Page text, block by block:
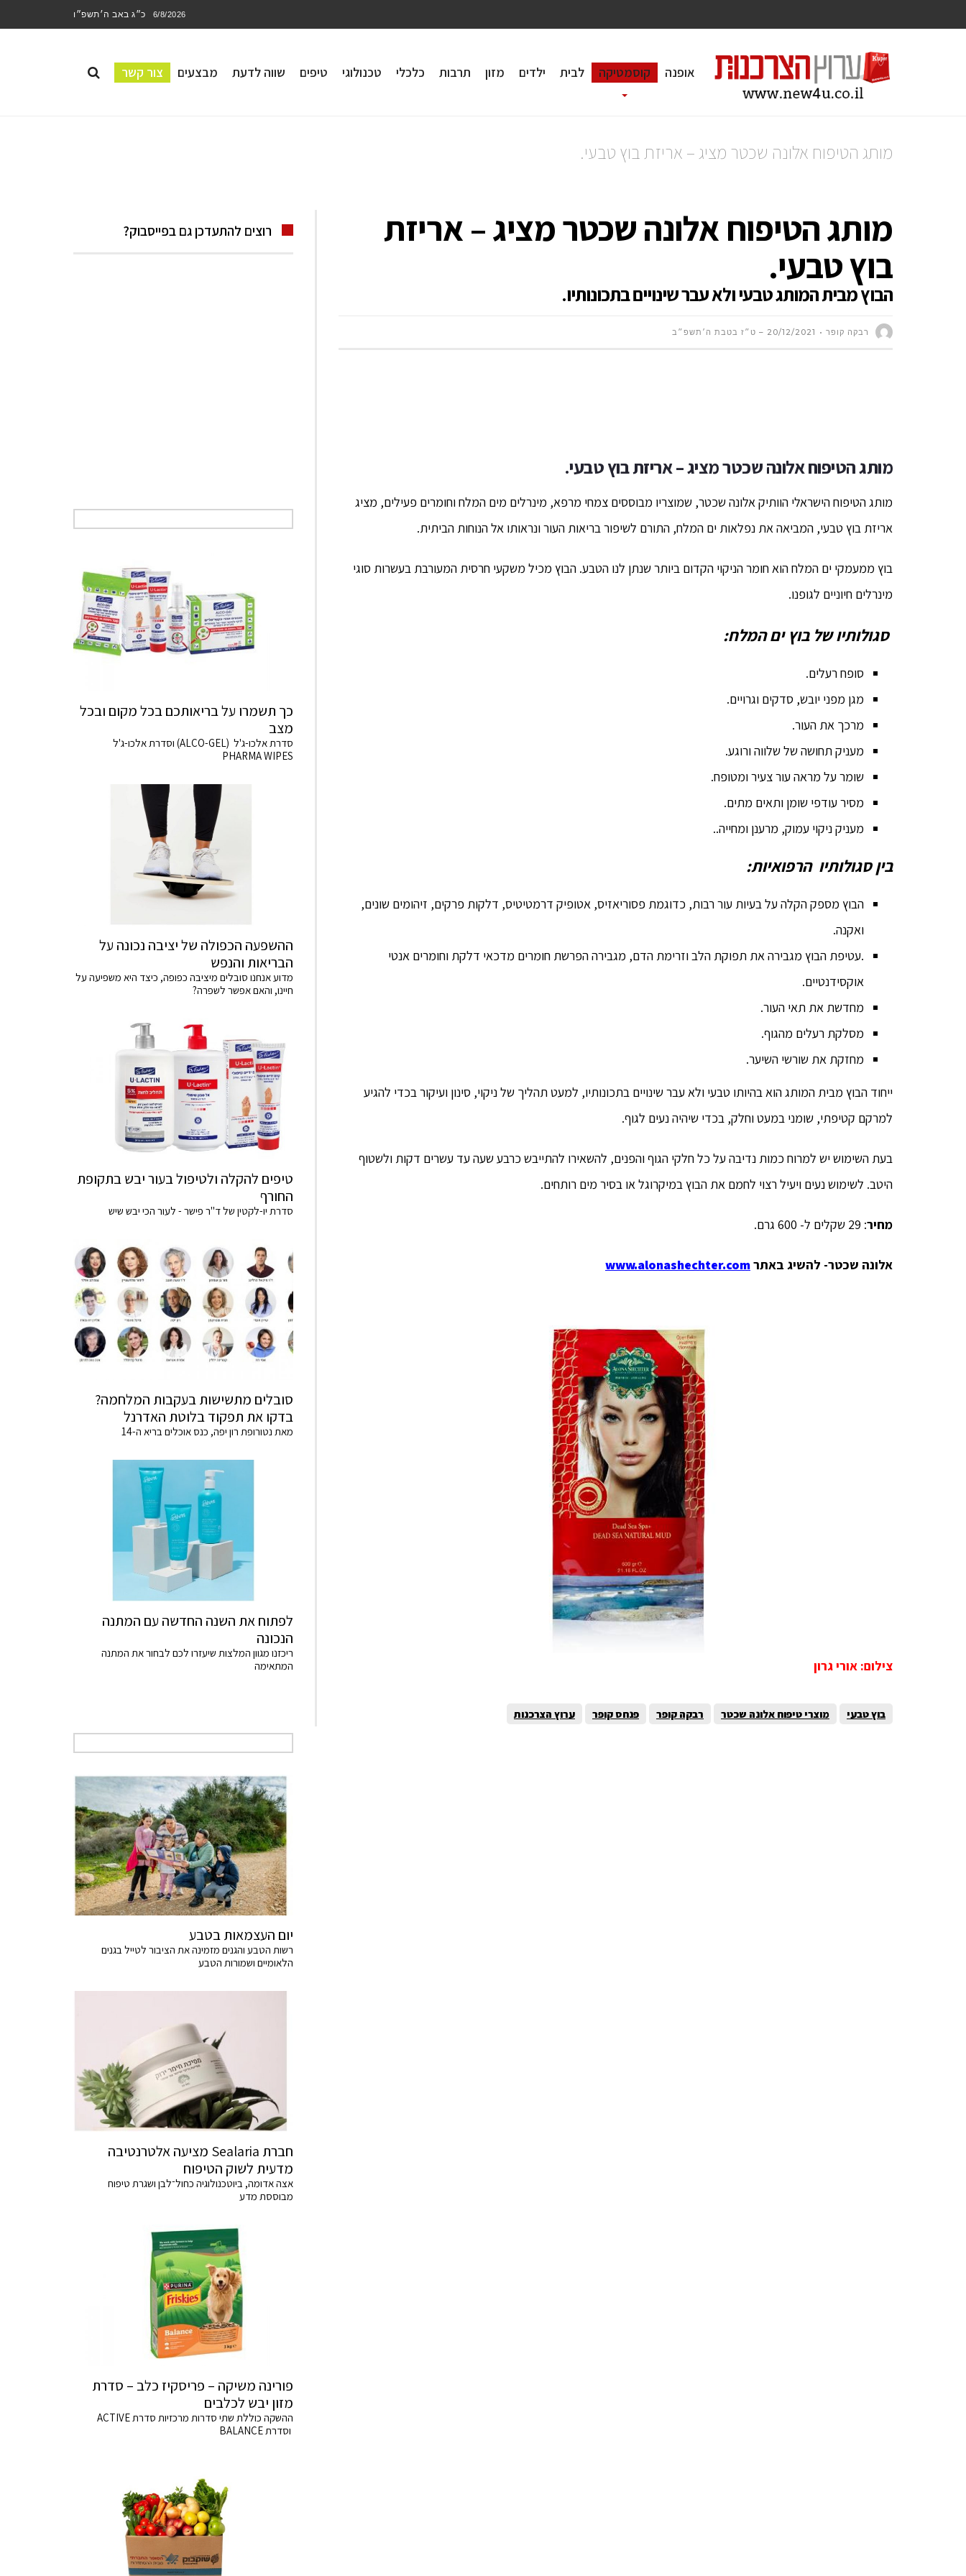
6/8/2026 כ״ג באב ה׳תשפ״ו
אופנה קוסמטיקה לבית ילדים מזון תרבות כלכלי טכנולוגי טיפים שווה לדעת מבצעים צור קשר
מותג הטיפוח אלונה שכטר מציג – אריזת בוץ טבעי.
מותג הטיפוח אלונה שכטר מציג – אריזת
בוץ טבעי.
הבוץ מבית המותג טבעי ולא עבר שינויים בתכונותיו.
רבקה קופר 20/12/2021 – ט״ז בטבת ה׳תשפ״ב
מותג הטיפוח אלונה שכטר מציג – אריזת בוץ טבעי.
מותג הטיפוח הישראלי הוותיק אלונה שכטר, שמוצריו מבוססים צמחי מרפא, מינרלים מים המלח וחומרים פעילים, מציג
אריזת בוץ טבעי, המביאה את נפלאות ים המלח, התורם לשיפור בריאות העור ונראותו אל הנוחות הביתית.
בוץ ממעמקי ים המלח הוא חומר הניקוי הקדום ביותר שנתן לנו הטבע. הבוץ מכיל משקעי חרסית המעורבת בעשרות סוגי
מינרלים חיוניים לגופנו.
סגולותיו של בוץ ים המלח:
סופח רעלים.
מגן מפני יובש, סדקים וגרויים.
מרכך את העור.
מעניק תחושה של שלווה ורוגע.
שומר על מראה עור צעיר ומטופח.
מסיר עודפי שומן ותאים מתים.
מעניק ניקוי עמוק, מרענן ומחייה..
בין סגולותיו הרפואיות:
הבוץ מספק הקלה על בעיות עור רבות, כדוגמת פסוריאזיס, אטופיק דרמטיטיס, דלקות פרקים, זיהומים שונים,
ואקנה.
.עטיפת הבוץ מגבירה את תפוקת הלב וזרימת הדם, מגבירה הפרשת חומרים מדכאי דלקת וחומרים אנטי
אוקסידנטיים.
מחדשת את תאי העור.
מסלקת רעלים מהגוף.
מחזקת את שורשי השיער.
ייחוד הבוץ מבית המותג הוא בהיותו טבעי ולא עבר שינויים בתכונותיו, למעט תהליך של ניקוי, סינון ועיקור בכדי להגיע
למרקם קטיפתי, שומני במעט וחלק, בכדי שיהיה נעים לגוף.
בעת השימוש יש למרוח כמות נדיבה על כל חלקי הגוף והפנים, להשאירו להתייבש כרבע שעה עד עשרים דקות ולשטוף
היטב. לשימוש נעים ויעיל רצוי לחמם את הבוץ במיקרוגל או בסיר מים רותחים.
מחיר: 29 שקלים ל- 600 גרם.
אלונה שכטר- להשיג באתרwww.alonashechter.com
צילום: אורי גרון
בוץ טבעי מוצרי טיפוח אלונה שכטר רבקה קופר פנחס קופר ערוץ הצרכנות
רוצים להתעדכן גם בפייסבוק?
כך תשמרו על בריאותכם בכל מקום ובכל
מצב
סדרת אלכו-ג'ל (ALCO-GEL) וסדרת אלכו-ג'ל
PHARMA WIPES
ההשפעה הכפולה של יציבה נכונה על
הבריאות והנפש
מדוע אנחנו סובלים מיציבה כפופה, כיצד היא משפיעה על
חיינו, והאם אפשר לשפרה?
טיפים להקלה ולטיפול בעור יבש בתקופת
החורף
סדרת יו-לקטין של ד"ר פישר - לעור הכי יבש שיש
סובלים מתשישות בעקבות המלחמה?
בדקו את תפקוד בלוטת האדרנל
מאת נטורופת רון יפה, כנס אוכלים בריא ה-14
לפתוח את השנה החדשה עם המתנה
הנכונה
ריכזנו מגוון המלצות שיעזרו לכם לבחור את המתנה
המתאימה
יום העצמאות בטבע
רשות הטבע והגנים מזמינה את הציבור לטייל בגנים
הלאומיים ושמורות הטבע
חברת Sealaria מציעה אלטרנטיבה
מדעית לשוק הטיפוח
אצה אדומה, ביוטכנולוגיה כחול־לבן ושגרת טיפוח
מבוססת מדע
פורינה משיקה – פריסקיז כלב – סדרת
מזון יבש לכלבים
ההשקה כוללת שתי סדרות מרכזיות סדרת ACTIVE
וסדרת BALANCE